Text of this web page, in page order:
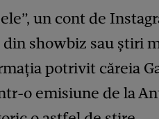
un cont de
showbiz sau știri
potrivit căreia
o emisiune de la